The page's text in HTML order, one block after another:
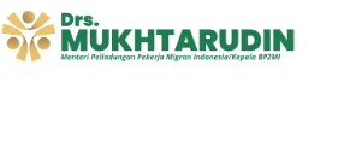
Langsung
ke